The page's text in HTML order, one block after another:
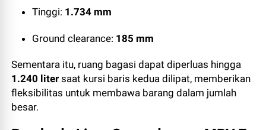
Tinggi: 1.734 mm
Ground clearance: 185 mm
Sementara itu, ruang bagasi dapat diperluas hingga
1.240 liter saat kursi baris kedua dilipat, memberikan
fleksibilitas untuk membawa barang dalam jumlah
besar.